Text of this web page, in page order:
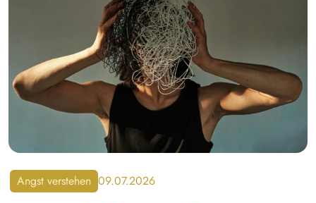
Angst verstehen 09.07.2026